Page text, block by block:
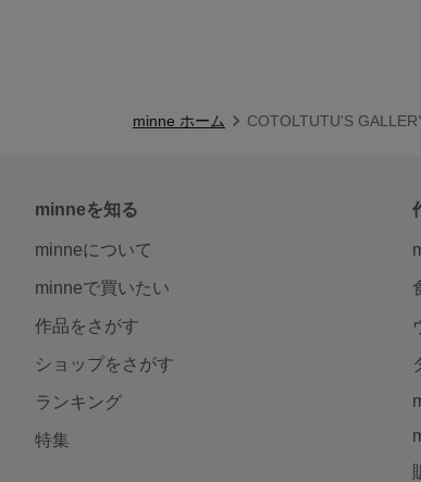
minne ホーム COTOLTUTU'S
minneを知る
minneについて
minneで買いたい
作品をさがす
ショップをさがす
ランキング
特集